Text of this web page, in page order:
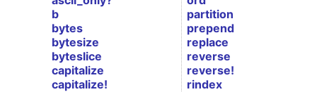
b
bytes
bytesize
byteslice
capitalize
capitalize!
partition
prepend
replace
reverse
reverse!
rindex